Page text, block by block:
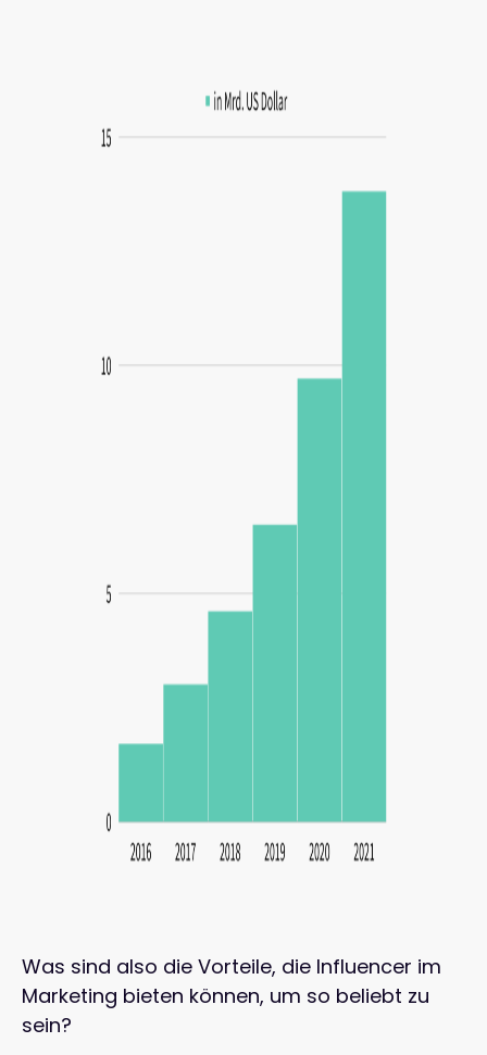
Was sind also die Vorteile, die Influencer im
Marketing bieten können, um so beliebt zu
sein?